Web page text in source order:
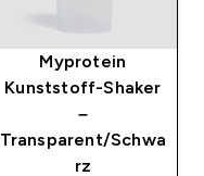
Myprotein
Kunststoff-Shaker
–
Transparent/Schwa
rz